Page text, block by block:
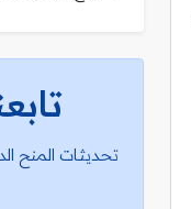
تحديثات المنح